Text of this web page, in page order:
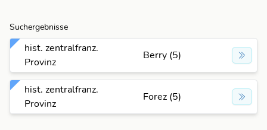
Suchergebnisse
hist. zentralfranz.
Provinz
Berry (5)
hist. zentralfranz.
Provinz
Forez (5)